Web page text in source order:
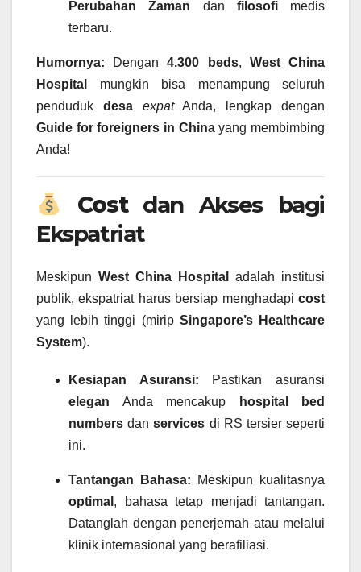
Perubahan Zaman dan filosofimedis
terbaru.
Humornya: Dengan4.300 beds, West China
Hospital
mungkin bisa menampung seluruh
penduduk desa expatAnda, lengkap dengan
Guide for foreigners in Chinayang membimbing
Anda!
Costdan Akses bagi
Ekspatriat
Meskipun West China Hospital
adalah institusi
publik, ekspatriat harus bersiap menghadapi cost
yang lebih tinggi (mirip Singapore’s Healthcare
System).
Kesiapan Asuransi: Pastikan asuransi
elegan Anda mencakup
hospital bed
numbers danservices di RS tersier seperti
ini.
Tantangan Bahasa: Meskipun kualitasnya
optimal , bahasa tetap menjadi tantangan.
Datanglah dengan penerjemah atau melalui
klinik internasional yang berafiliasi.